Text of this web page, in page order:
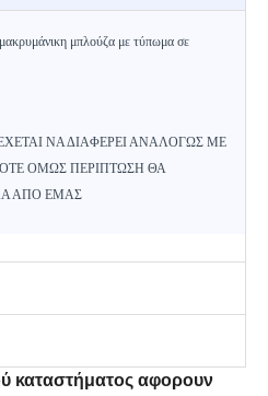
μπλούζα με τύπωμα σε
ΝΑ ΔΙΑΦΕΡΕΙ ΑΝΑΛΟΓΩΣ ΜΕ
ΟΜΩΣ ΠΕΡΙΠΤΩΣΗ ΘΑ
ΑΠΟ ΕΜΑΣ
καταστήματος αφορουν